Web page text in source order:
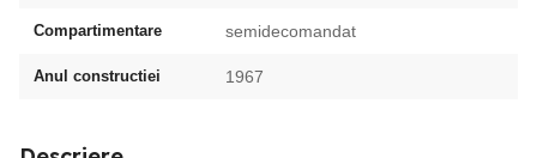
Compartimentare semidecomandat
Anul constructiei 1967